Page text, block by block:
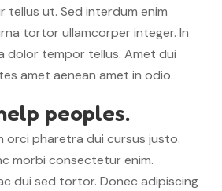
ut. Sed interdum enim
tortor ullamcorper integer. In
dolor tempor tellus. Amet dui
amet aenean amet in odio.
peoples.
orci pharetra dui cursus justo.
morbi consectetur enim.
dui sed tortor. Donec adipiscing